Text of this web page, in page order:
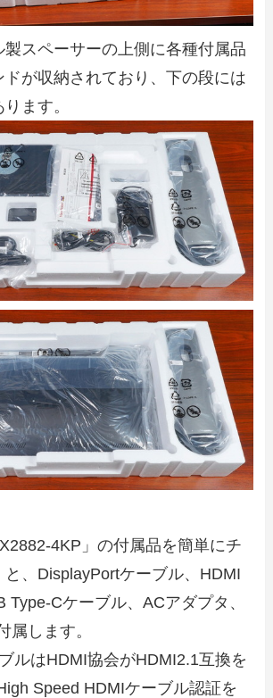
スペーサーの上側に各種付属品
ドが収納されており、下の段には
ます。
4KP」の付属品を簡単にチ
と、DisplayPortケーブル、HDMI
Type-Cケーブル、ACアダプタ、
属します。
ルはHDMI協会がHDMI2.1互換を
Speed HDMIケーブル認証を